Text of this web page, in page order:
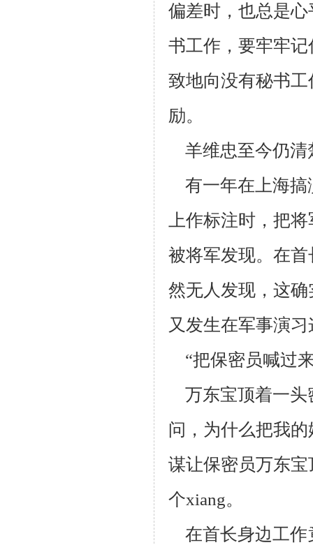
偏差时，也总是
书工作，要牢牢记
致地向没有秘书工
励。
羊维忠至今仍清
有一年在上海搞
上作标注时，把
被将军发现。 在首
然无人发现，这
又发生在军事演
“把保密员喊过
万东宝顶着一头
问，为什么把我的
谋让保密员万东宝
个xiang。
在首长身边工作